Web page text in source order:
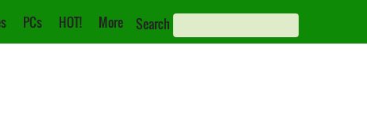
PCs HOT! More Search